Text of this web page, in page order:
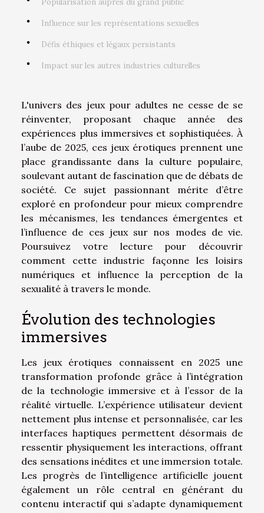
Popularisation auprès du grand public
Influence sur les représentations sexuelles
Défis éthiques et légaux persistants
Impact sur les autres industries culturelles
L'univers des jeux pour adultes ne cesse de se
réinventer, proposant chaque année des
expériences plus immersives et sophistiquées. À
l’aube de 2025, ces jeux érotiques prennent une
place grandissante dans la culture populaire,
soulevant autant de fascination que de débats de
société. Ce sujet passionnant mérite d’être
exploré en profondeur pour mieux comprendre
les mécanismes, les tendances émergentes et
l’influence de ces jeux sur nos modes de vie.
Poursuivez votre lecture pour découvrir
comment cette industrie façonne les loisirs
numériques et influence la perception de la
sexualité à travers le monde.
Évolution des technologies
immersives
Les jeux érotiques connaissent en 2025 une
transformation profonde grâce à l’intégration
de la technologie immersive et à l’essor de la
réalité virtuelle. L’expérience utilisateur devient
nettement plus intense et personnalisée, car les
interfaces haptiques permettent désormais de
ressentir physiquement les interactions, offrant
des sensations inédites et une immersion totale.
Les progrès de l’intelligence artificielle jouent
également un rôle central en générant du
contenu interactif qui s’adapte dynamiquement